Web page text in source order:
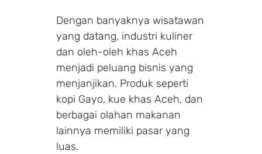
Dengan banyaknya wisatawan
yang datang, industri kuliner
dan oleh-oleh khas Aceh
menjadi peluang bisnis yang
menjanjikan. Produk seperti
kopi Gayo, kue khas Aceh, dan
berbagai olahan makanan
lainnya memiliki pasar yang
luas.